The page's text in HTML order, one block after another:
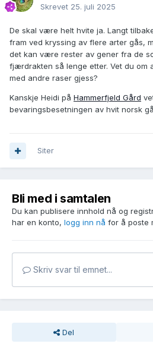
Skrevet 25. juli 2025
De skal være helt hvite ja. Langt
fram ved kryssing av flere arter gås,
det kan være rester av gener fra de
fjærdrakten så lenge etter. Vet du om
med andre raser gjess?
Kanskje Heidi på Hammerfjeld Gård
bevaringsbesetningen av hvit norsk
Siter
Bli med i samtalen
Du kan publisere innhold nå og
har en konto, logg inn nå for å poste
Skriv svar til emnet...
Del